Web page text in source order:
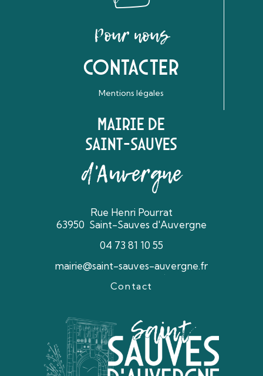
Pour nous
Contacter
Mentions légales
Mairie de
Saint-Sauves
d'Auvergne
Rue Henri Pourrat
63950 Saint-Sauves d'Auvergne
04 73 81 10 55
mairie@saint-sauves-auvergne.fr
Contact